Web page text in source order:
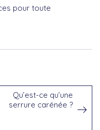
pour toute
Qu’est-ce qu’une
serrure carénée ?